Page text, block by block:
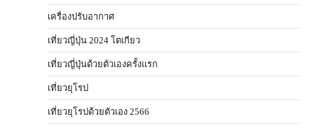
เครื่องปรับอากาศ
เที่ยวญี่ปุ่น 2024 โตเกียว
เที่ยวญี่ปุ่นด้วยตัวเองครั้งแรก
เที่ยวยุโรป
เที่ยวยุโรปด้วยตัวเอง 2566